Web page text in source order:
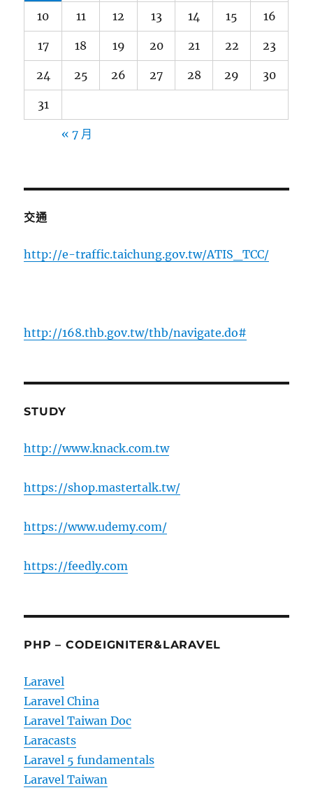
10 11 12 13 14 15 16
17 18 19 20 21 22 23
24 25 26 27 28 29 30
31
« 7 月
交通
http://e-traffic.taichung.gov.tw/ATIS_TCC/
http://168.thb.gov.tw/thb/navigate.do#
STUDY
http://www.knack.com.tw
https://shop.mastertalk.tw/
https://www.udemy.com/
https://feedly.com
PHP – CODEIGNITER&LARAVEL
Laravel
Laravel China
Laravel Taiwan Doc
Laracasts
Laravel 5 fundamentals
Laravel Taiwan